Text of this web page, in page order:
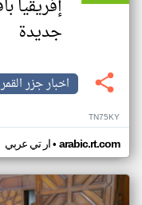
جديدة
اخبار جزر القمر
TN75KY
ار تي عربي• arabic.rt.com